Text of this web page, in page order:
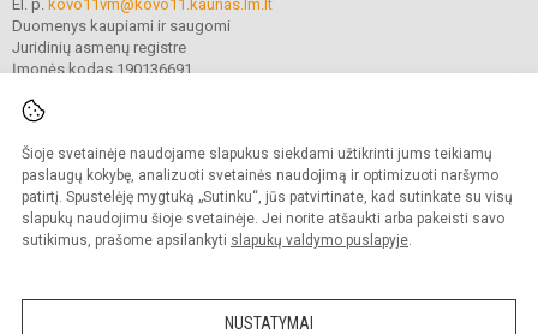
Šioje svetainėje naudojame slapukus siekdami užtikrinti jums teikiamų
paslaugų kokybę, analizuoti svetainės naudojimą ir optimizuoti naršymo
patirtį. Spustelėję mygtuką „Sutinku“, jūs patvirtinate, kad sutinkate su visų
slapukų naudojimu šioje svetainėje. Jei norite atšaukti arba pakeisti savo
sutikimus, prašome apsilankyti slapukų valdymo puslapyje.
NUSTATYMAI
El. p. kovo11vm@kovo11.kaunas.lm.lt
Duomenys kaupiami ir saugomi
Juridinių asmenų registre
Įmonės kodas 190136691
© 2021. Kauno Kovo 11-osios gimnazija. Visos teisės saugomos.
Kopijuoti turinį be raštiško gimnazijos sutikimo griežtai draudžiama.
Prieinamumo paraiška Slapukų valdymas
Sumanus būdas atnaujinti